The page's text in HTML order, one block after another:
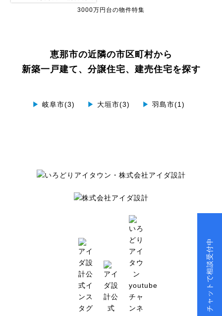
3000万円台の物件特集
恵那市の近隣の市区町村から
新築一戸建て、分譲住宅、建売住宅を探す
▶ 岐阜市(3) ▶ 大垣市(3) ▶ 羽島市(1)
チャットで相談受付中